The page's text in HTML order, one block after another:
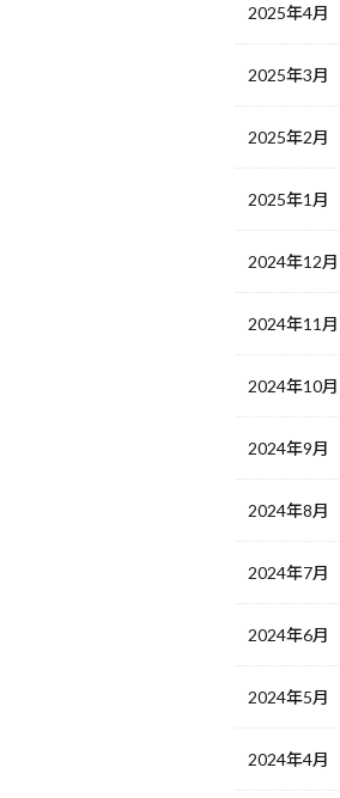
2025年4月
2025年3月
2025年2月
2025年1月
2024年12月
2024年11月
2024年10月
2024年9月
2024年8月
2024年7月
2024年6月
2024年5月
2024年4月